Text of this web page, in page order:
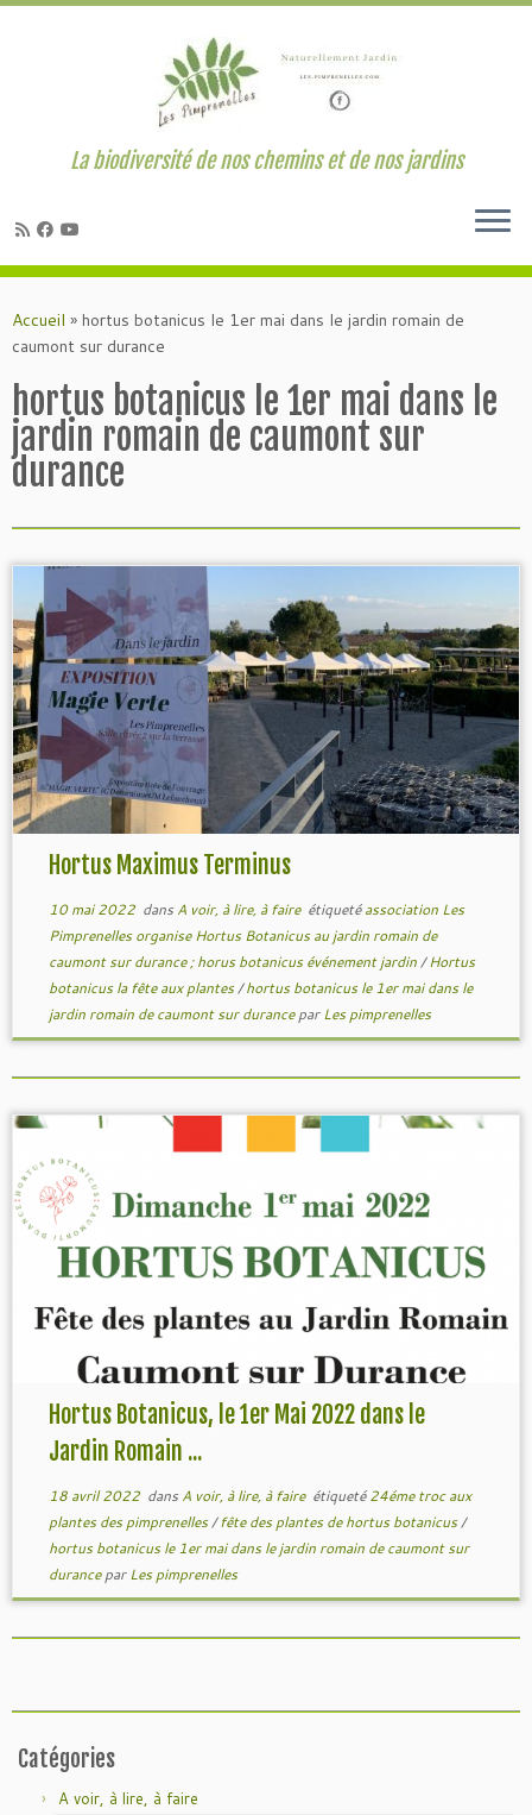
au
contenu
La biodiversité de nos chemins et de nos jardins
Accueil » hortus botanicus le 1er mai dans le jardin romain de
caumont sur durance
hortus botanicus le 1er mai dans le
jardin romain de caumont sur
durance
Hortus Maximus Terminus
10 mai 2022dans A voir, à lire, à faire étiquetéassociation Les
Pimprenelles organise Hortus Botanicus au jardin romain de
caumont sur durance ; horus botanicus événement jardin/Hortus
botanicus la fête aux plantes/hortus botanicus le 1er mai dans le
jardin romain de caumont sur duranceparLes pimprenelles
Hortus Botanicus, le 1er Mai 2022 dans le
Jardin Romain ...
18 avril 2022dans A voir, à lire, à faire étiqueté24éme troc aux
plantes des pimprenelles/fête des plantes de hortus botanicus/
hortus botanicus le 1er mai dans le jardin romain de caumont sur
duranceparLes pimprenelles
Catégories
A voir, à lire, à faire